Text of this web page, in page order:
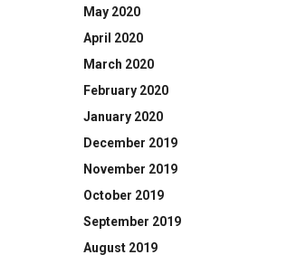
May 2020
April 2020
March 2020
February 2020
January 2020
December 2019
November 2019
October 2019
September 2019
August 2019